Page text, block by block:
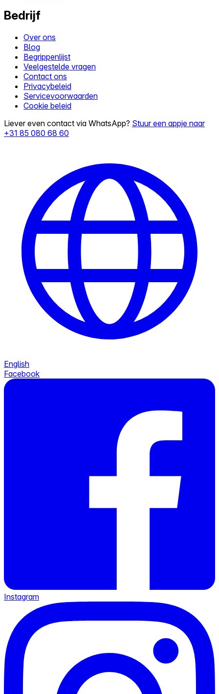
Bedrijf
Over ons
Blog
Begrippenlijst
Veelgestelde vragen
Contact ons
Privacybeleid
Servicevoorwaarden
Cookie beleid
Liever even contact via WhatsApp? Stuur een appje naar
+31 85 080 68 60
English
Facebook
Instagram